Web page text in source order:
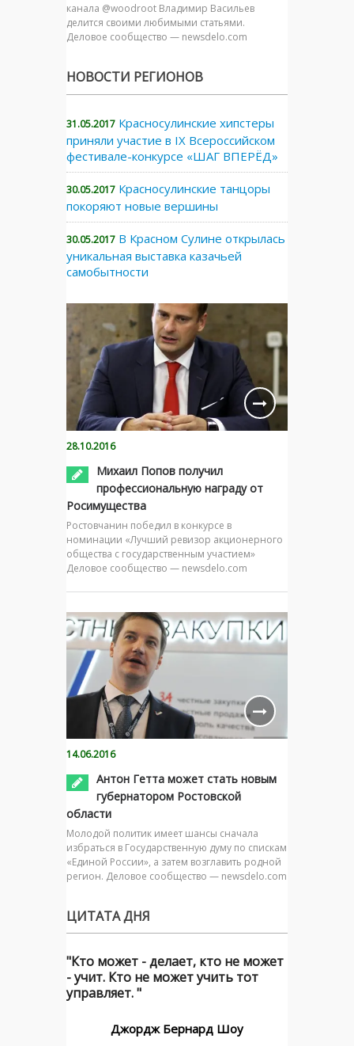
канала @woodroot Владимир Васильев
делится своими любимыми статьями.
Деловое сообщество — newsdelo.com
НОВОСТИ РЕГИОНОВ
31.05.2017 Красносулинские хипстеры
приняли участие в IX Всероссийском
фестивале-конкурсе «ШАГ ВПЕРЁД»
30.05.2017 Красносулинские танцоры
покоряют новые вершины
30.05.2017 В Красном Сулине открылась
уникальная выставка казачьей
самобытности
28.10.2016
Михаил Попов получил
профессиональную награду от
Росимущества
Ростовчанин победил в конкурсе в
номинации «Лучший ревизор акционерного
общества с государственным участием»
Деловое сообщество — newsdelo.com
14.06.2016
Антон Гетта может стать новым
губернатором Ростовской
области
Молодой политик имеет шансы сначала
избраться в Государственную думу по спискам
«Единой России», а затем возглавить родной
регион. Деловое сообщество — newsdelo.com
ЦИТАТА ДНЯ
"Кто может - делает, кто не может
- учит. Кто не может учить тот
управляет. "
Джордж Бернард Шоу